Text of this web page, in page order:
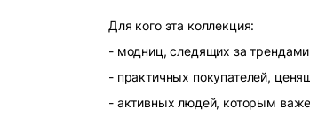
Для кого эта коллекция:
- модниц, следящих за трендами
- практичных покупателей,
- активных людей, которым